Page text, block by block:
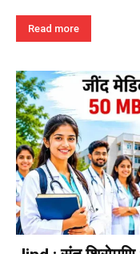
Read more